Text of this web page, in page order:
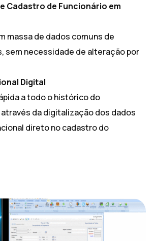
Cadastro de Funcionário em
massa de dados comuns de
sem necessidade de alteração por
Digital
a todo o histórico do
da digitalização dos dados
direto no cadastro do